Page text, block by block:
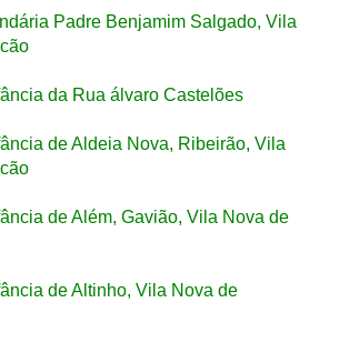
Padre Benjamim Salgado, Vila
da Rua álvaro Castelões
de Aldeia Nova, Ribeirão, Vila
de Além, Gavião, Vila Nova de
de Altinho, Vila Nova de